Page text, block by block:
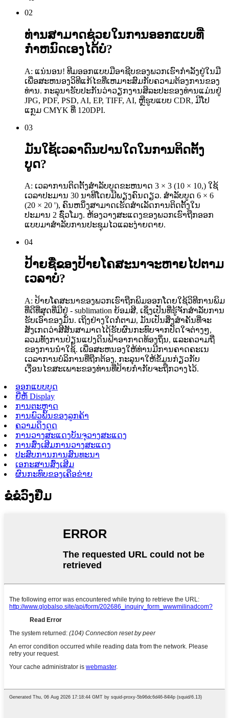
02
ທ່ານສາມາດຊ່ວຍໃນການອອກແບບທີ່
ກໍາຫນົດເອງໄດ້ບໍ?
A: ແນ່ນອນ! ທີມອອກແບບມືອາຊີບຂອງພວກເຮົາກໍາລັງຢູ່ໃນມື
ເພື່ອສະຫນອງວິທີແກ້ໄຂທີ່ເຫມາະສົມກັບຄວາມຕ້ອງການຂອງ
ທ່ານ. ກະລຸນາຮັບປະກັນວ່າວຽກງານສິລະປະຂອງທ່ານແມ່ນຢູ່
JPG, PDF, PSD, AI, EP, TIFF, AI, ຫຼືຮູບແບບ CDR, ມີໂປ
ແກຼມ CMYK ທີ່ 120DPI.
03
ມັນໃຊ້ເວລາດົນປານໃດໃນການຕິດຕັ້ງ
ບູດ?
A: ເວລາການຕິດຕັ້ງສໍາລັບບູດຂະຫນາດ 3 × 3 (10 × 10,) ໃຊ້
ເວລາປະມານ 30 ນາທີໂດຍມີພຽງຄົນດຽວ. ສໍາລັບບູດ 6 × 6
(20 × 20 '), ຄົນຫນຶ່ງສາມາດເຮັດສໍາເລັດການຕິດຕັ້ງໃນ
ປະມານ 2 ຊົ່ວໂມງ. ຫ້ອງວາງສະແດງຂອງພວກເຮົາຖືກອອກ
ແບບມາສໍາລັບການປະຊຸມໄວແລະງ່າຍດາຍ.
04
ປ້າຍຊື່ຂອງປ້າຍໂຄສະນາຈະຫາຍໄປຕາມ
ເວລາບໍ?
A: ປ້າຍໂຄສະນາຂອງພວກເຮົາຖືກພິມອອກໂດຍໃຊ້ວິທີການພິມ
ທີ່ດີທີ່ສຸດທີ່ມີຢູ່ - sublimation ຍ້ອມສີ, ເຊິ່ງເປັນທີ່ຮູ້ຈັກສໍາລັບການ
ຮັບເອົາຂອງມັນ. ເຖິງຢ່າງໃດກໍ່ຕາມ, ມັນເປັນສິ່ງສໍາຄັນທີ່ຈະ
ສັງເກດວ່າສີສັນສາມາດໄດ້ຮັບຜົນກະທົບຈາກປັດໃຈຕ່າງໆ,
ລວມທັງການປ່ຽນແປງດິນຟ້າອາກາດທ້ອງຖິ່ນ, ແລະຄວາມຖີ່
ຂອງການນໍາໃຊ້. ເພື່ອສະຫນອງໃຫ້ທ່ານມີການຄາດຄະເນ
ເວລາການບໍລິການທີ່ຖືກຕ້ອງ, ກະລຸນາໃຫ້ຂໍ້ມູນກ່ຽວກັບ
ເງື່ອນໄຂສະເພາະຂອງທ່ານທີ່ປ້າຍກໍາກັບຈະຖືກວາງໄວ້.
ອອກແບບບູດ
ຍີ່ຫໍ້ Display
ການຕະຫຼາດ
ການພົວພັນຂອງລູກຄ້າ
ຄວາມດຶງດູດ
ການວາງສະແດງບັນຈຸວາງສະແດງ
ການສົ່ງເສີມການວາງສະແດງ
ປະສົບການການສົນທະນາ
ເອກະສານສົ່ງເສີມ
ຜົນກະທົບຂອງເຄືອຂ່າຍ
ຂໍຂໍວົງຢືມ